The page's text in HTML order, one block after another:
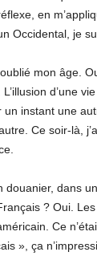
en
Occidental, je
mon âge.
d’une
instant une
Ce soir-là,
douanier, dans
? Oui.
Ce
», ça